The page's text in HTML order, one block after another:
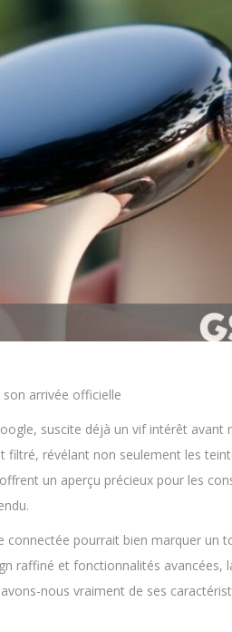
arrivée officielle
suscite déjà un vif intérêt avant
révélant non seulement les
un aperçu précieux pour les
pourrait bien marquer un
raffiné et fonctionnalités avancées,
nous vraiment de ses